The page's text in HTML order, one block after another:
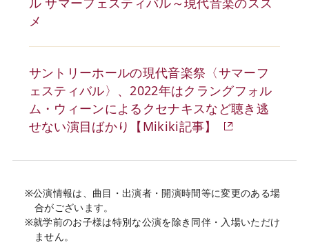
メ
サントリーホールの現代音楽祭〈サマーフ
ェスティバル〉、2022年はクラングフォル
ム・ウィーンによるクセナキスなど聴き逃
せない演目ばかり【Mikiki記事】
※公演情報は、曲目・出演者・開演時間等に変更のある場
合がございます。
※就学前のお子様は特別な公演を除き同伴・入場いただけ
ません。